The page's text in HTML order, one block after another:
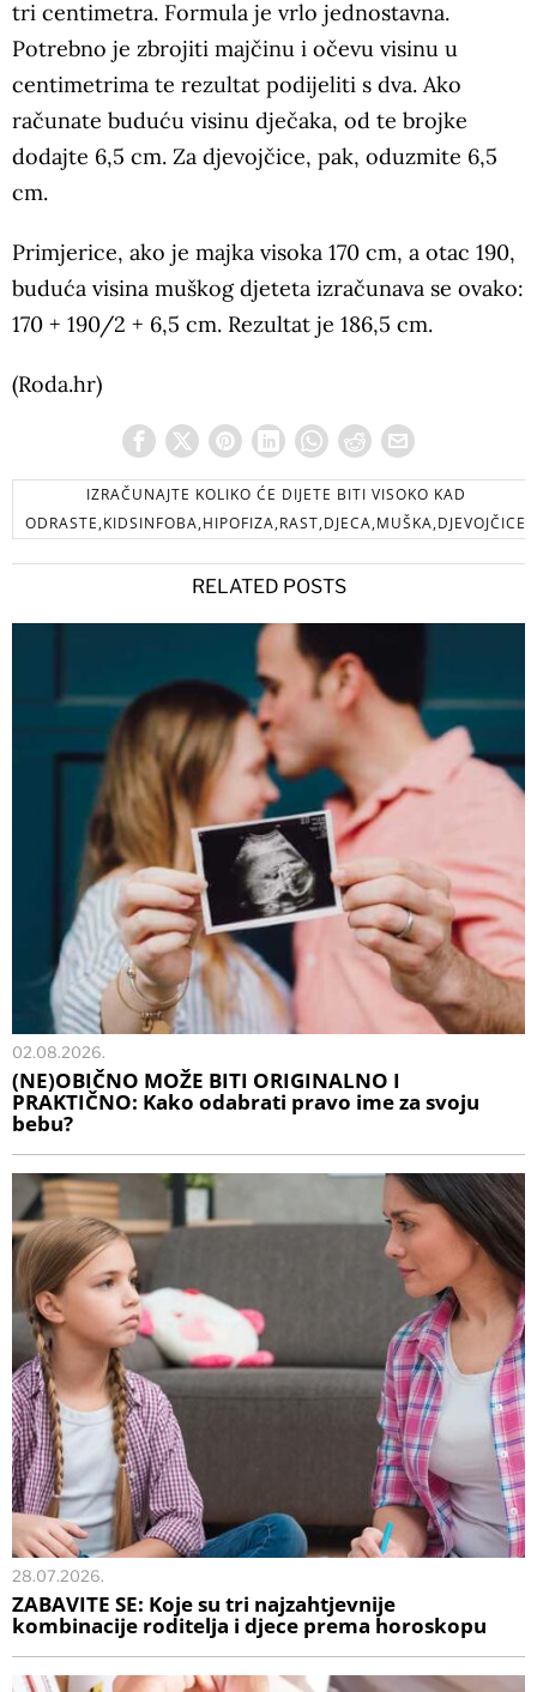
tri centimetra. Formula je vrlo jednostavna.
Potrebno je zbrojiti majčinu i očevu visinu u
centimetrima te rezultat podijeliti s dva. Ako
računate buduću visinu dječaka, od te brojke
dodajte 6,5 cm. Za djevojčice, pak, oduzmite 6,5
cm.
Primjerice, ako je majka visoka 170 cm, a otac 190,
buduća visina muškog djeteta izračunava se ovako:
170 + 190/2 + 6,5 cm. Rezultat je 186,5 cm.
(Roda.hr)
IZRAČUNAJTE KOLIKO ĆE DIJETE BITI VISOKO KAD
ODRASTE,KIDSINFOBA,HIPOFIZA,RAST,DJECA,MUŠKA,DJEVOJČICE
RELATED POSTS
02.08.2026.
(NE)OBIČNO MOŽE BITI ORIGINALNO I
PRAKTIČNO: Kako odabrati pravo ime za svoju
bebu?
28.07.2026.
ZABAVITE SE: Koje su tri najzahtjevnije
kombinacije roditelja i djece prema horoskopu